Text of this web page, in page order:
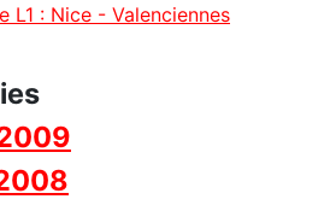
L1 : Nice - Valenciennes